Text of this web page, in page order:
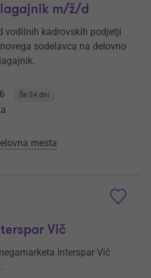
m/ž/d
vodilnih kadrovskih podjetji
sodelavca na delovno
Še 24 dni
mesta
Vič
Interspar Vič